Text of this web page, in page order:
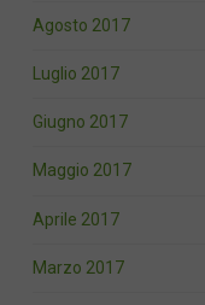
Agosto 2017
Luglio 2017
Giugno 2017
Maggio 2017
Aprile 2017
Marzo 2017